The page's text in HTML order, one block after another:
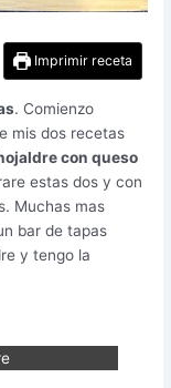
Imprimir receta
. Comienzo
mis dos recetas
con queso
estas dos y con
Muchas mas
bar de tapas
y tengo la